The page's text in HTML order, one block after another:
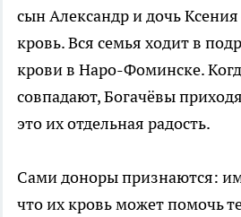
сын Александр и дочь
кровь. Вся семья ходит в
крови в Наро-Фоминске.
совпадают, Богачёвы
это их отдельная радость.
Сами доноры признаются:
что их кровь может помочь